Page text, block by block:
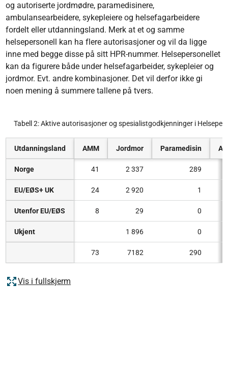
og autoriserte jordmødre, paramedisinere,
ambulansearbeidere, sykepleiere og helsefagarbeidere
fordelt eller utdanningsland. Merk at et og samme
helsepersonell kan ha flere autorisasjoner og vil da ligge
inne med begge disse på sitt HPR-nummer. Helsepersonellet
kan da figurere både under helsefagarbeider, sykepleier og
jordmor. Evt. andre kombinasjoner. Det vil derfor ikke gi
noen mening å summere tallene på tvers.
Tabell 2: Aktive autorisasjoner og spesialistgodkjenninger i
Utdanningsland AMM Jordmor Paramedisin
Norge 41 2 337 289
EU/EØS+ UK 24 2 920 1
Utenfor EU/EØS 8 29 0
Ukjent 1 896 0
73 7182 290
Vis i fullskjerm